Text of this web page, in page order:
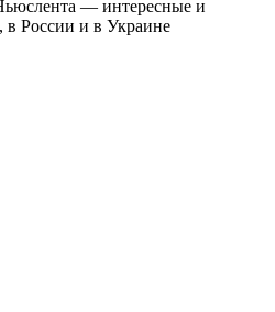
— интересные и
России и в Украине